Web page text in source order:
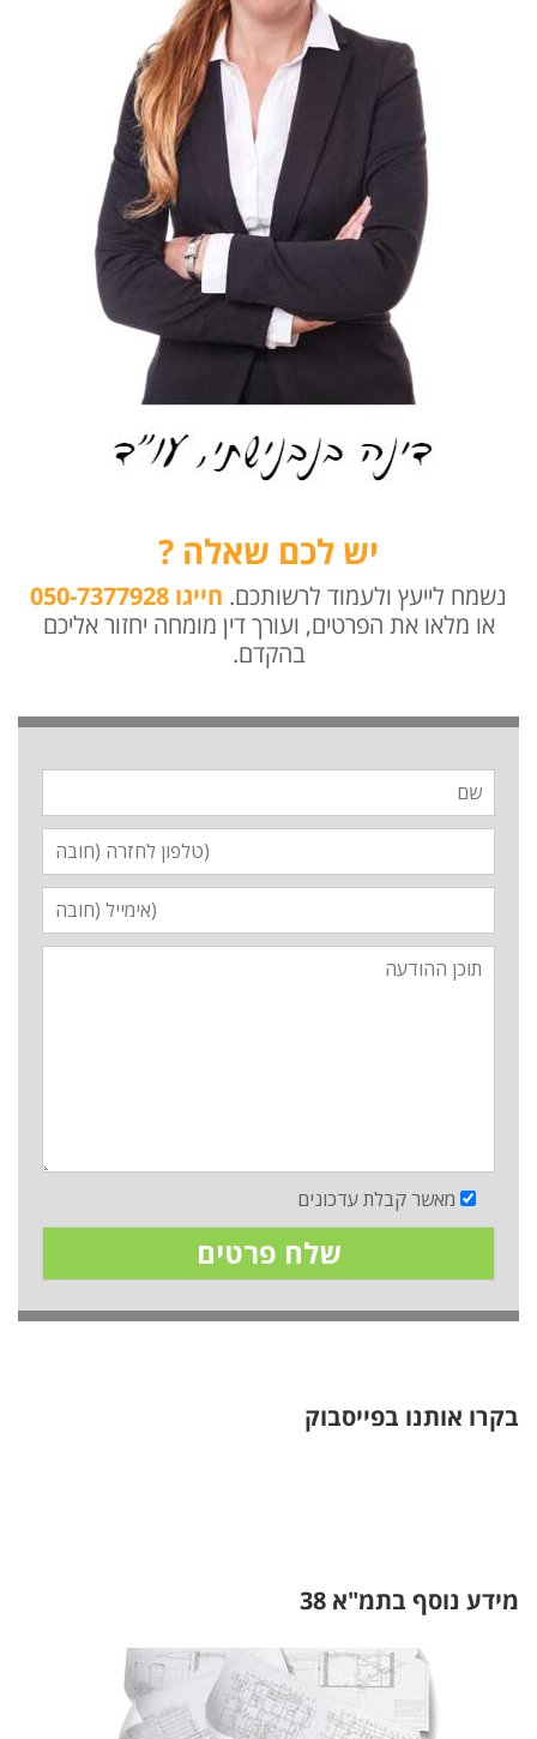
יש לכם שאלה ?
נשמח לייעץ ולעמוד לרשותכם. חייגו 050-7377928
או מלאו את הפרטים, ועורך דין מומחה יחזור אליכם
בהקדם.
מאשר קבלת עדכונים
בקרו אותנו בפייסבוק
מידע נוסף בתמ"א 38